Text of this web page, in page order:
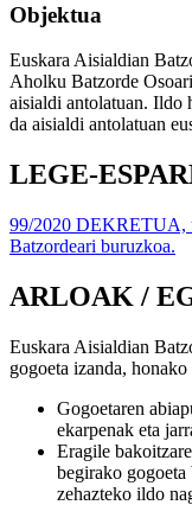
Objektua
Euskara Aisialdian
Aholku Batzorde
aisialdi antolatuan. Ildo
da aisialdi antolatuan
LEGE-
99/2020 DEKRETUA,
Batzordeari buruzkoa.
ARLOAK /
Euskara Aisialdian
gogoeta izanda,
Gogoetaren
ekarpenak eta
Eragile
begirako gogoeta
zehazteko ildo